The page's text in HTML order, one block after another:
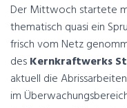
Der Mittwoch startete
thematisch quasi ein
frisch vom Netz
desKernkraftwerks
aktuell die
im